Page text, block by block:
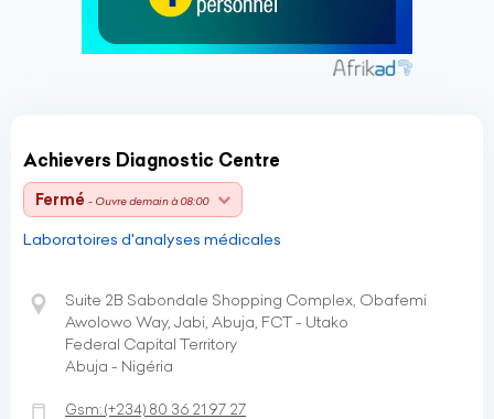
Achievers Diagnostic Centre
Fermé - Ouvre demain à 08:00
Laboratoires d'analyses médicales
Suite 2B Sabondale Shopping Complex, Obafemi
Awolowo Way, Jabi, Abuja, FCT - Utako
Federal Capital Territory
Abuja - Nigéria
Gsm:(+234) 80 36 21 97 27